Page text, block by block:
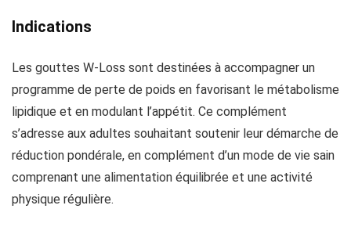
Indications
Les gouttes W-Loss sont destinées à accompagner un
programme de perte de poids en favorisant le métabolisme
lipidique et en modulant l’appétit. Ce complément
s’adresse aux adultes souhaitant soutenir leur démarche de
réduction pondérale, en complément d’un mode de vie sain
comprenant une alimentation équilibrée et une activité
physique régulière.